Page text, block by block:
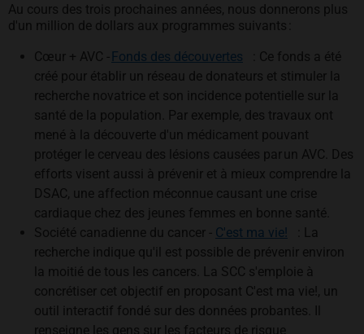
Au cours des trois prochaines années, nous donnerons plus
d'un million de dollars aux programmes suivants :
Cœur + AVC - Fonds des découvertes opens in a new tab
: Ce fonds a été
créé pour établir un réseau de donateurs et stimuler la
recherche novatrice et son incidence potentielle sur la
santé de la population. Par exemple, des travaux ont
mené à la découverte d'un médicament pouvant
protéger le cerveau des lésions causées par un AVC. Des
efforts visent aussi à prévenir et à mieux comprendre la
DSAC, une affection méconnue causant une crise
cardiaque chez des jeunes femmes en bonne santé.
Société canadienne du cancer - C'est ma vie! opens in a
: La
recherche indique qu'il est possible de prévenir environ
la moitié de tous les cancers. La SCC s'emploie à
concrétiser cet objectif en proposant C'est ma vie!, un
outil interactif fondé sur des données probantes. Il
renseigne les gens sur les facteurs de risque